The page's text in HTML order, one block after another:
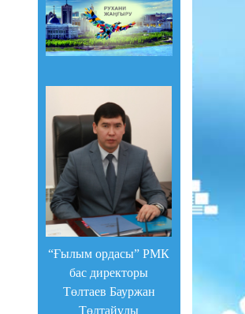
“Ғылым ордасы” РМК
бас директоры
Төлтаев Бауржан
Төлтайұлы